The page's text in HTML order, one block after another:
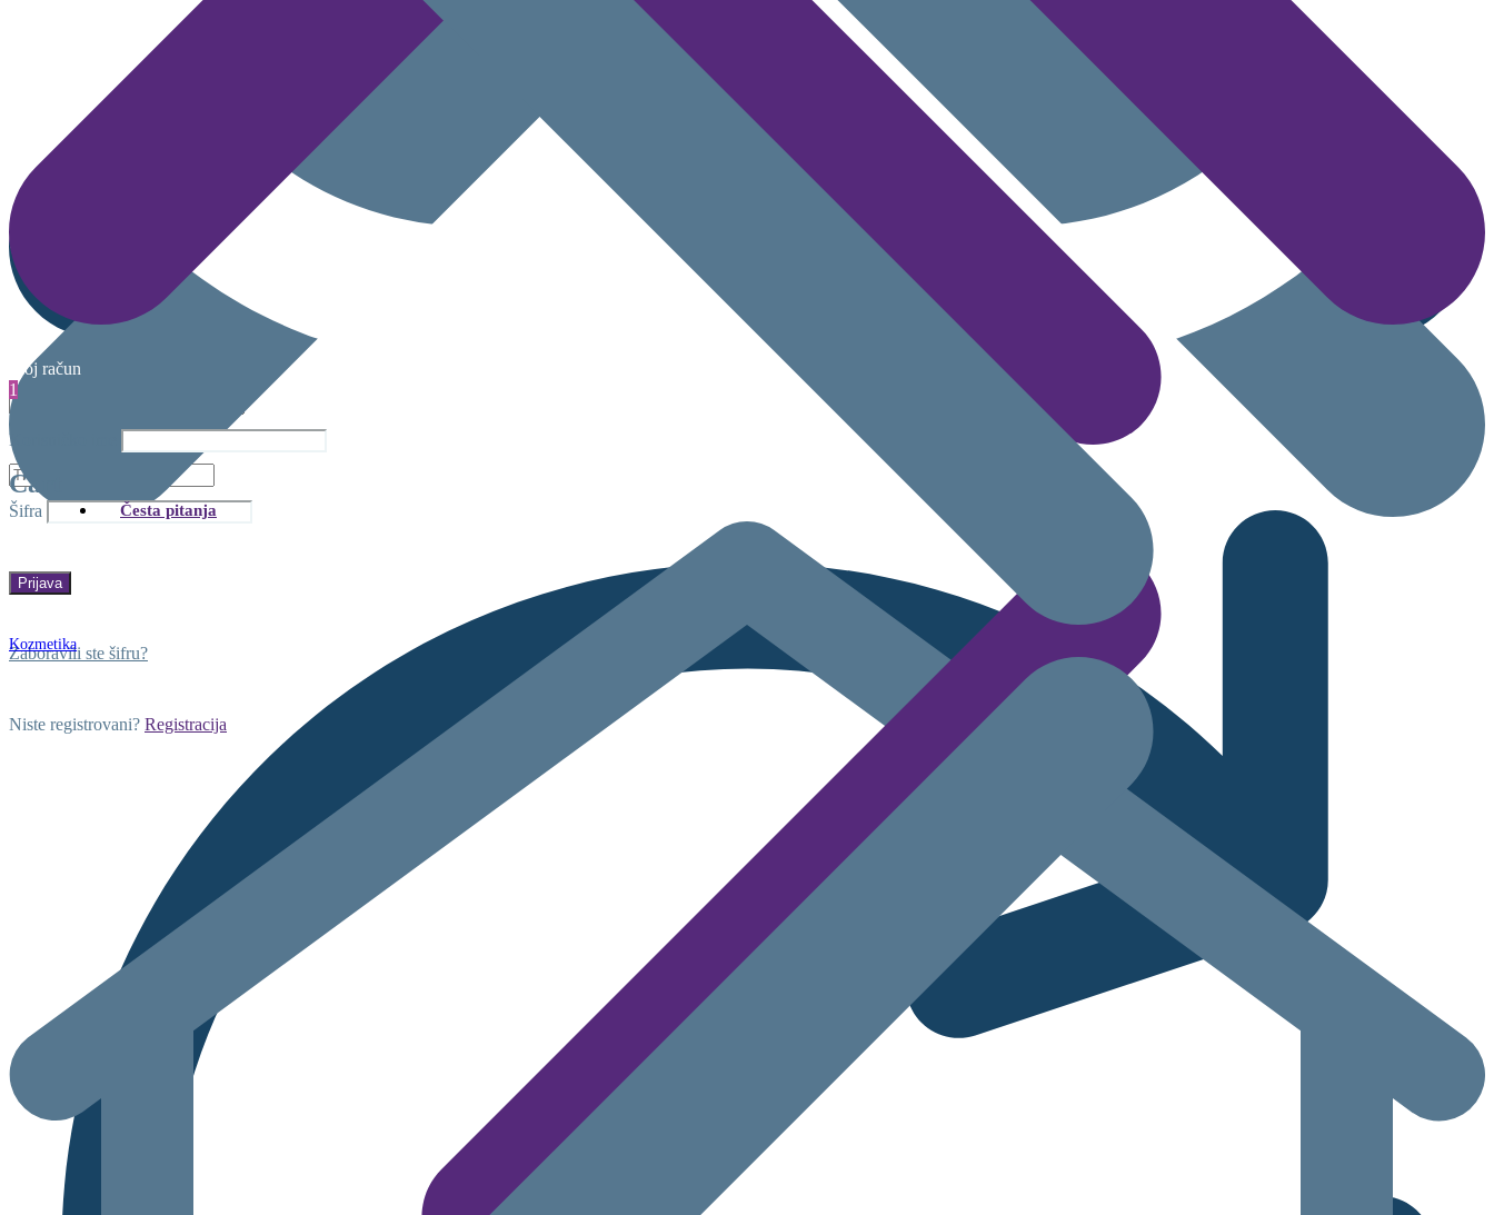
Moj račun
Korisničko ime
Šifra
Zaboravili ste šifru?
Niste registrovani? Registracija
Česta pitanja
1
Cart
Kozmetika